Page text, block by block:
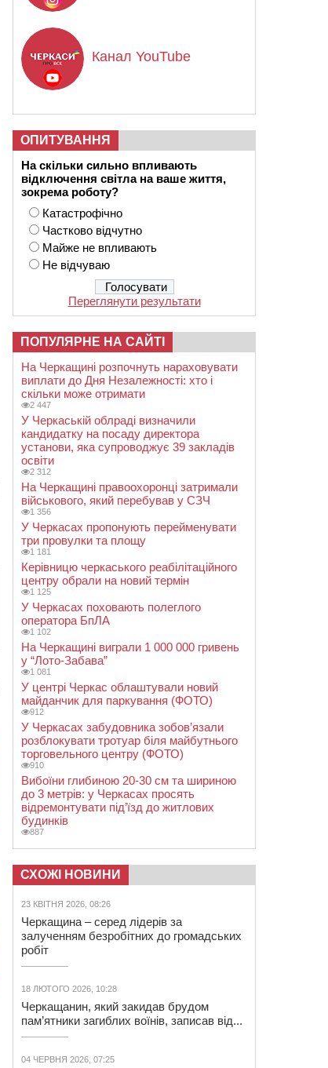
Канал YouTube
ОПИТУВАННЯ
На скільки сильно впливають
відключення світла на ваше життя,
зокрема роботу?
Катастрофічно
Частково відчутно
Майже не впливають
Не відчуваю
Переглянути результати
ПОПУЛЯРНЕ НА САЙТІ
На Черкащині розпочнуть нараховувати
виплати до Дня Незалежності: хто і
скільки може отримати
2 447
У Черкаській облраді визначили
кандидатку на посаду директора
установи, яка супроводжує 39 закладів
освіти
2 312
На Черкащині правоохоронці затримали
військового, який перебував у СЗЧ
1 356
У Черкасах пропонують перейменувати
три провулки та площу
1 181
Керівницю черкаського реабілітаційного
центру обрали на новий термін
1 125
У Черкасах поховають полеглого
оператора БпЛА
1 102
На Черкащині виграли 1 000 000 гривень
у “Лото-Забава”
1 081
У центрі Черкас облаштували новий
майданчик для паркування (ФОТО)
912
У Черкасах забудовника зобов’язали
розблокувати тротуар біля майбутнього
торговельного центру (ФОТО)
910
Вибоїни глибиною 20-30 см та шириною
до 3 метрів: у Черкасах просять
відремонтувати під’їзд до житлових
будинків
887
СХОЖІ НОВИНИ
23 КВІТНЯ 2026, 08:26
Черкащина – серед лідерів за
залученням безробітних до громадських
робіт
18 ЛЮТОГО 2026, 10:28
Черкащанин, який закидав брудом
пам’ятники загиблих воїнів, записав від...
04 ЧЕРВНЯ 2026, 07:25